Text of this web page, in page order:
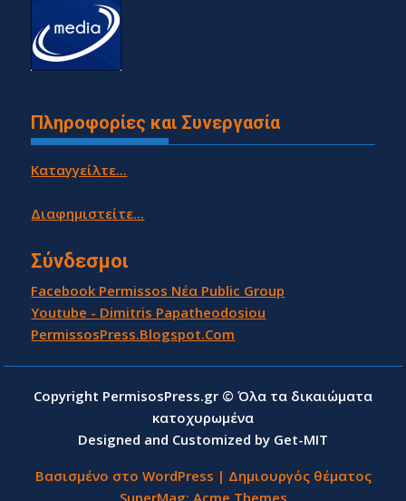
Πληροφορίες και Συνεργασία
Καταγγείλτε...
Διαφημιστείτε...
Σύνδεσμοι
Facebook Permissos Νέα Public Group
Youtube - Dimitris Papatheodosiou
PermissosPress.Blogspot.Com
Copyright PermisosPress.gr © Όλα τα δικαιώματα
κατοχυρωμένα
Designed and Customized by Get-MIT
Βασισμένο στο WordPress | Δημιουργός θέματος
SuperMag: Acme Themes